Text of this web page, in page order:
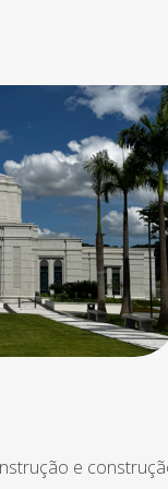
e